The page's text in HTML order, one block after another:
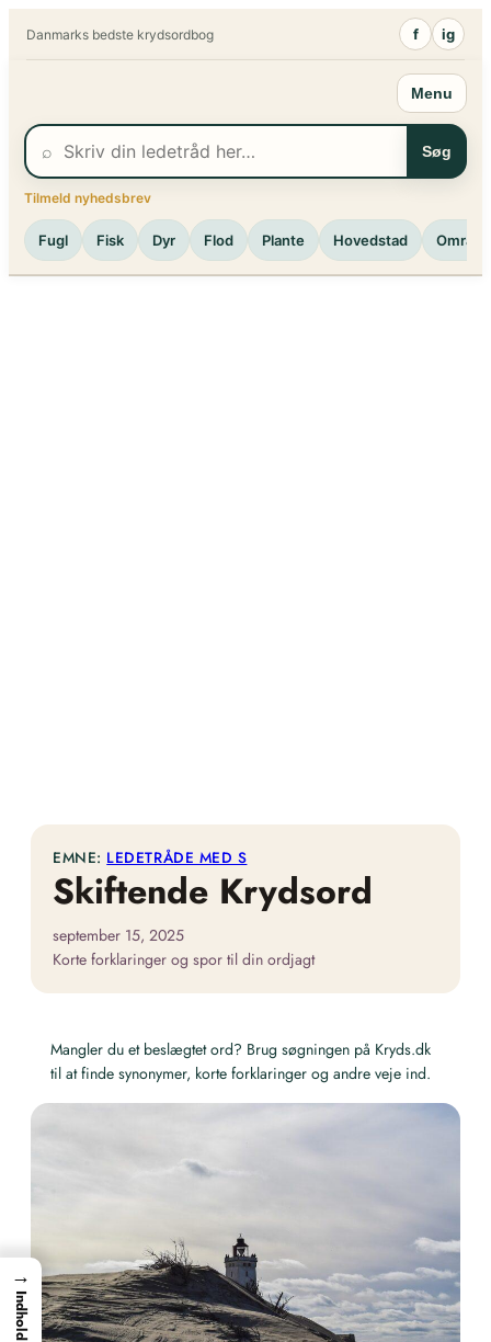
Danmarks bedste krydsordbog f ig
Menu
⌕ Søg
Tilmeld nyhedsbrev
Fugl Fisk Dyr Flod Plante Hovedstad Område
EMNE: LEDETRÅDE MED S
Skiftende Krydsord
september 15, 2025
Korte forklaringer og spor til din ordjagt
Mangler du et beslægtet ord? Brug søgningen på Kryds.dk
til at finde synonymer, korte forklaringer og andre veje ind.
→
Indhold